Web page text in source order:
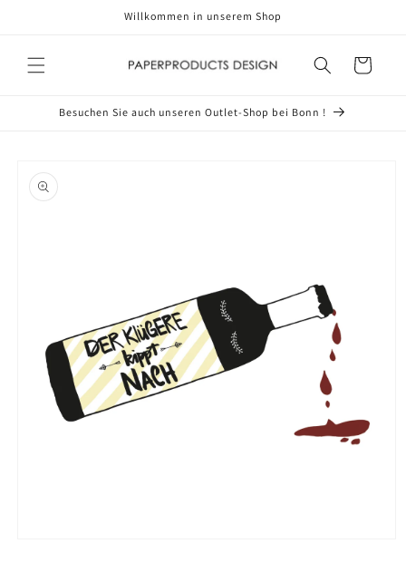
Willkommen in unserem Shop
Warenkorb
Besuchen Sie auch unseren Outlet-Shop bei Bonn !